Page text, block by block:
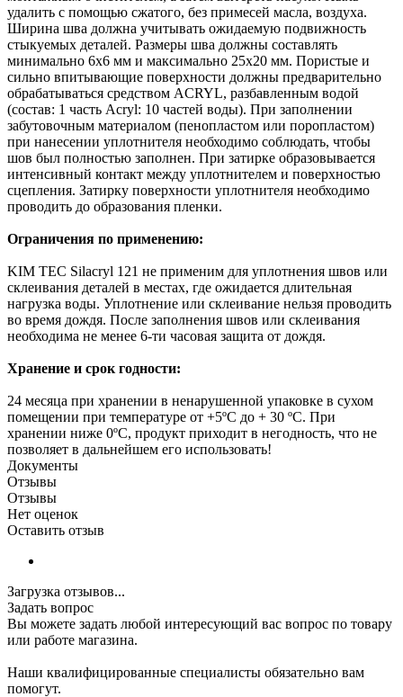
удалить с помощью сжатого, без примесей масла, воздуха.
Ширина шва должна учитывать ожидаемую подвижность
стыкуемых деталей. Размеры шва должны составлять
минимально 6х6 мм и максимально 25х20 мм. Пористые и
сильно впитывающие поверхности должны предварительно
обрабатываться средством ACRYL, разбавленным водой
(состав: 1 часть Acryl: 10 частей воды). При заполнении
забутовочным материалом (пенопластом или поропластом)
при нанесении уплотнителя необходимо соблюдать, чтобы
шов был полностью заполнен. При затирке образовывается
интенсивный контакт между уплотнителем и поверхностью
сцепления. Затирку поверхности уплотнителя необходимо
проводить до образования пленки.
Ограничения по применению:
KIM TEC Silacryl 121 не применим для уплотнения швов или
склеивания деталей в местах, где ожидается длительная
нагрузка воды. Уплотнение или склеивание нельзя проводить
во время дождя. После заполнения швов или склеивания
необходима не менее 6-ти часовая защита от дождя.
Хранение и срок годности:
24 месяца при хранении в ненарушенной упаковке в сухом
помещении при температуре от +5ºC до + 30 ºC. При
хранении ниже 0ºC, продукт приходит в негодность, что не
позволяет в дальнейшем его использовать!
Документы
Отзывы
Отзывы
Нет оценок
Оставить отзыв
Загрузка отзывов...
Задать вопрос
Вы можете задать любой интересующий вас вопрос по товару
или работе магазина.
Наши квалифицированные специалисты обязательно вам
помогут.